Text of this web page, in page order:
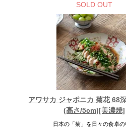
SOLD OUT
アワサカ ジャポニカ 菊花 68
(高さ/5cm)[美濃焼]
日本の「菊」を日々の食卓の